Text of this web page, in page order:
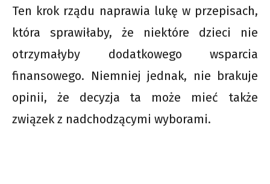
Ten krok rządu naprawia lukę w przepisach,
która sprawiłaby, że niektóre dzieci nie
otrzymałyby dodatkowego wsparcia
finansowego. Niemniej jednak, nie brakuje
opinii, że decyzja ta może mieć także
związek z nadchodzącymi wyborami.